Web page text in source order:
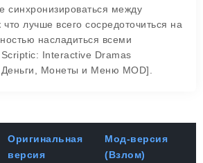
синхронизироваться между
что лучше всего сосредоточиться на
насладиться всеми
Interactive Dramas
Монеты и Меню MOD].
Оригинальная
версия
Мод-версия
(Взлом)